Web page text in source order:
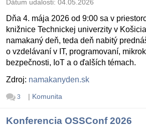
Dátum udalosti: 04.05.2026
Dňa 4. mája 2026 od 9:00 sa v
knižnice Technickej univerzity v
namakaný deň, teda deň nabitý
o vzdelávaní v IT, programovaní,
bezpečnosti, IoT a o ďalších témach.
Zdroj: namakanyden.sk
3 | Komunita
Konferencia OSSConf 2026